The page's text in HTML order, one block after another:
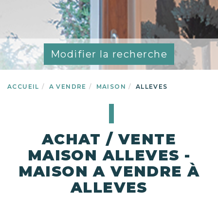
Modifier la recherche
ACCUEIL A VENDRE MAISON ALLEVES
ACHAT / VENTE
MAISON ALLEVES -
MAISON A VENDRE À
ALLEVES